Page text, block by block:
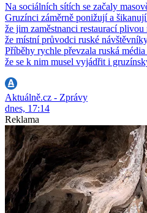
Na sociálních sítích se začaly
Gruzínci záměrně ponižují a
že jim zaměstnanci restaurací
že místní průvodci ruské
Příběhy rychle převzala ruská
že se k nim musel vyjádřit i
Aktuálně.cz - Zprávy
dnes, 17:14
Reklama